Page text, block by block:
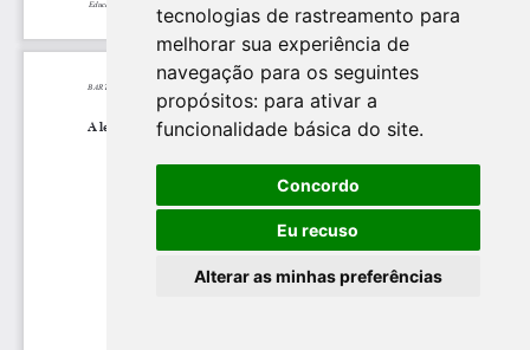
tecnologias de rastreamento para
melhorar sua experiência de
navegação para os seguintes
propósitos: para ativar a
funcionalidade básica do site.
Concordo
Eu recuso
Alterar as minhas preferências